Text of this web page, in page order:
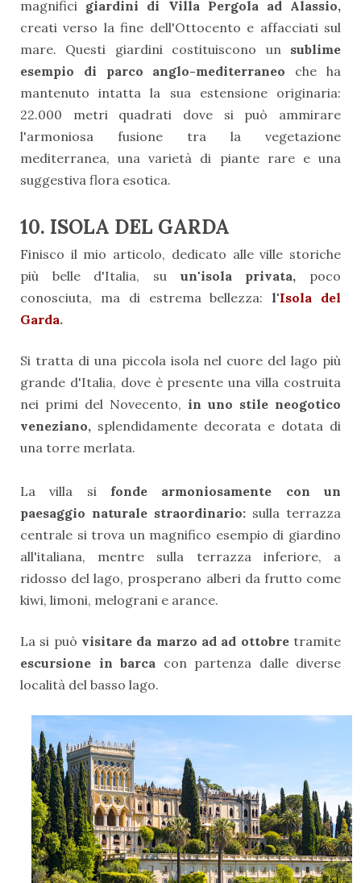
magnifici giardini di Villa Pergola ad Alassio,
creati verso la fine dell'Ottocento e affacciati sul
mare. Questi giardini costituiscono un sublime
esempio di parco anglo-mediterraneo che ha
mantenuto intatta la sua estensione originaria:
22.000 metri quadrati dove si può ammirare
l'armoniosa fusione tra la vegetazione
mediterranea, una varietà di piante rare e una
suggestiva flora esotica.
10. ISOLA DEL GARDA
Finisco il mio articolo, dedicato alle ville storiche
più belle d'Italia, su un'isola privata, poco
conosciuta, ma di estrema bellezza: l'Isola del
Garda.
Si tratta di una piccola isola nel cuore del lago più
grande d'Italia, dove è presente una villa costruita
nei primi del Novecento, in uno stile neogotico
veneziano, splendidamente decorata e dotata di
una torre merlata.
La villa si fonde armoniosamente con un
paesaggio naturale straordinario: sulla terrazza
centrale si trova un magnifico esempio di giardino
all'italiana, mentre sulla terrazza inferiore, a
ridosso del lago, prosperano alberi da frutto come
kiwi, limoni, melograni e arance.
La si può visitare da marzo ad ad ottobretramite
escursione in barca con partenza dalle diverse
località del basso lago.